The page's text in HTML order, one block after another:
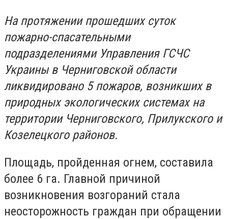
На протяжении прошедших суток
пожарно-спасательными
подразделениями Управления ГСЧС
Украины в Черниговской области
ликвидировано 5 пожаров, возникших в
природных экологических системах на
территории Черниговского, Прилукского и
Козелецкого районов.
Площадь, пройденная огнем, составила
более 6 га. Главной причиной
возникновения возгораний стала
неосторожность граждан при обращении